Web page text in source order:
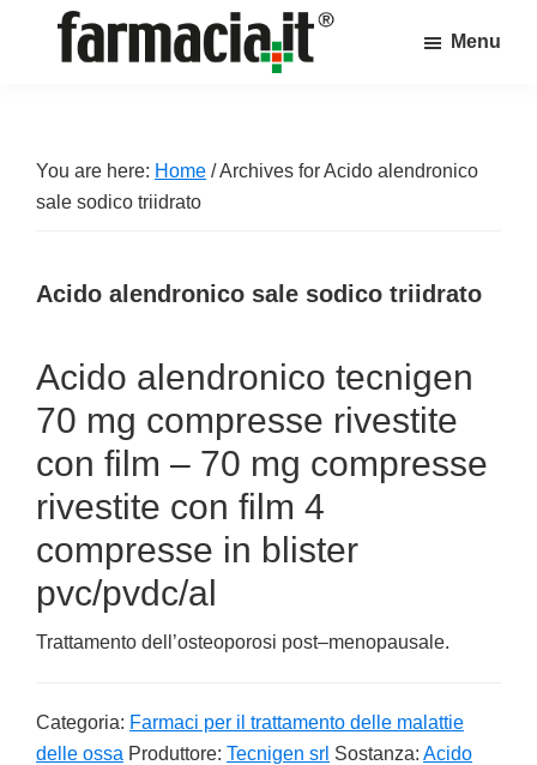
sul
mondo
online
Menu
You are here: Home /Archives for Acido alendronico
sale sodico triidrato
Acido alendronico sale sodico triidrato
Acido alendronico tecnigen
70 mg compresse rivestite
con film – 70 mg compresse
rivestite con film 4
compresse in blister
pvc/pvdc/al
Trattamento dell’osteoporosi post–menopausale.
Categoria: Farmaci per il trattamento delle malattie
delle ossa Produttore: Tecnigen srl Sostanza: Acido